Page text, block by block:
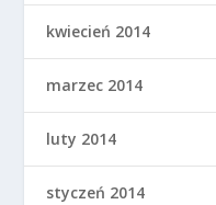
kwiecień 2014
marzec 2014
luty 2014
styczeń 2014